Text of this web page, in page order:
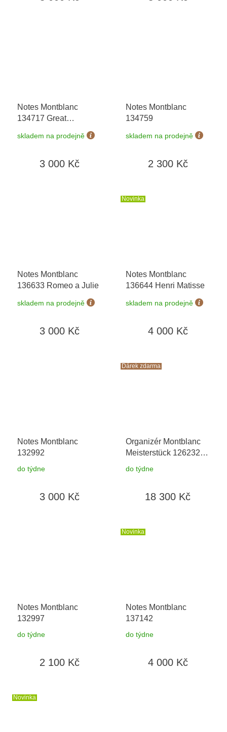
Notes Montblanc
134717 Great
Ferrari
skladem na prodejně
3 000 Kč
Notes Montblanc
134759
skladem na prodejně
2 300 Kč
Notes Montblanc
136633 Romeo a Julie
skladem na prodejně
3 000 Kč
Novinka
Notes Montblanc
136644 Henri Matisse
skladem na prodejně
4 000 Kč
Notes Montblanc
132992
do týdne
3 000 Kč
Dárek zdarma
Organizér Montblanc
Meisterstück 126232+
dní + toaletní voda
520Kč
do týdne
18 300 Kč
Notes Montblanc
132997
do týdne
2 100 Kč
Novinka
Notes Montblanc
137142
do týdne
4 000 Kč
Novinka